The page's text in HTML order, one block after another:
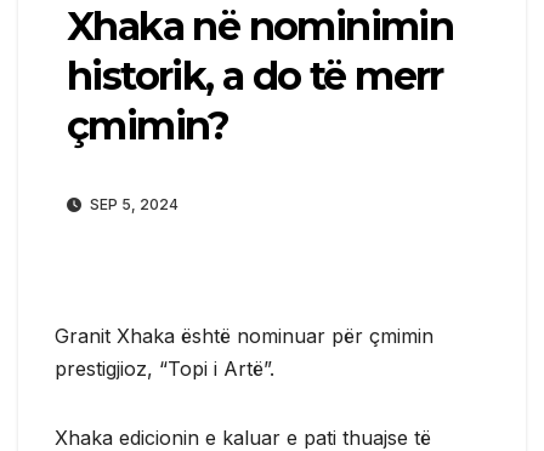
Xhaka në nominimin
historik, a do të merr
çmimin?
SEP 5, 2024
Granit Xhaka është nominuar për çmimin
prestigjioz, “Topi i Artë”.
Xhaka edicionin e kaluar e pati thuajse të